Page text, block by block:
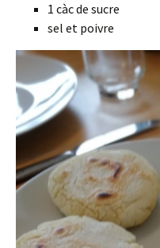
1 càc de sucre
sel et poivre